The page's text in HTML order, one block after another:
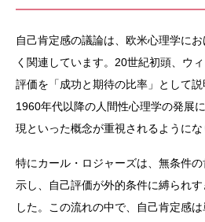
自己肯定感の議論は、欧米心理学に
く関連しています。20世紀初頭、ウ
評価を「成功と期待の比率」として説
1960年代以降の人間性心理学の発展
現といった概念が重視されるようにな
特にカール・ロジャーズは、無条件
示し、自己評価が外的条件に縛られ
した。この流れの中で、自己肯定感は